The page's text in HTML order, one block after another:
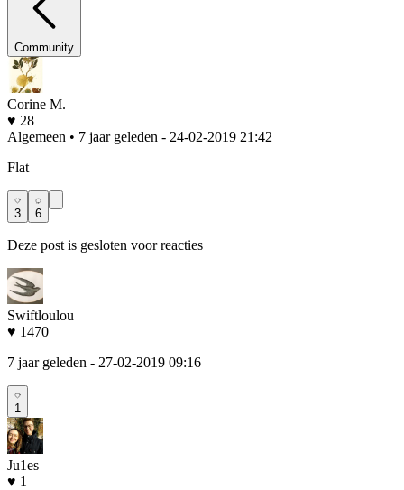
Community
Corine M.
♥ 28
Algemeen • 7 jaar geleden - 24-02-2019 21:42
Flat
3 6
Deze post is gesloten voor reacties
Swiftloulou
♥ 1470
7 jaar geleden - 27-02-2019 09:16
1
Ju1es
♥ 1